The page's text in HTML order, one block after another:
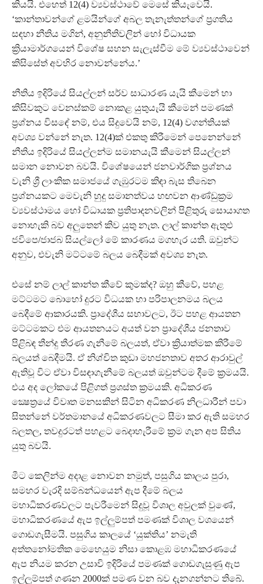
කියයි. එහෙත් 12(4) ව්‍යවස්ථාවේ මෙසේ කියැවෙයි.
‘කාන්තාවන්ගේ ළමයින්ගේ අබල තැනැත්තන්ගේ ප්‍රගතිය
සඳහා නීතිය මගින්, අනුනීතිවලින් හෝ විධායක
ක්‍රියාමාර්ගයෙන් විශේෂ සහන සැලැස්වීම මේ ව්‍යවස්ථාවෙන්
කිසිසේත් අවහිර නොවන්නේය.’
නීතිය ඉදිරියේ සියල්ලන් සර්ව සාධාරණ යැයි කීමෙන් හා
කිසිවකුට වෙනස්කම් නොකළ යුතුයැයි කීමෙන් පමණක්
ප්‍රශ්නය විසඳේ නම්, එය සිදුවෙයි නම්, 12(4) වගන්තියක්
අවශ්‍ය වන්නේ නැත. 12(4)ක් එකතු කිරීමෙන් පෙනෙන්නේ
නීතිය ඉදිරියේ සියල්ලන්ම සමානයැයි කීමෙන් සියල්ලන්
සමාන නොවන බවයි. විශේෂයෙන් ජනවාර්ගික ප්‍රශ්නය
වැනි ශ්‍රී ලාංකික සමාජයේ ගැඹුරටම කිඳා බැස තිබෙන
ප්‍රශ්නයකට මෙවැනි හුදු සමානත්වය හඟවන ආණ්ඩුක්‍රම
ව්‍යවස්ථාමය හෝ විධායක ප්‍රතිපාදනවලින් පිළිතුරු සොයාගත
නොහැකි බව අලුතෙන් කිව යුතු නැත. ලාල් කාන්ත ඇතුළු
ජවිපෙ/ජාජබ සියල්ලෝ මේ කාරණය මගහැර යති. ඔවුන්ට
අනුව, එවැනි මට්ටමේ බලය බෙදීමක් අවශ්‍ය නැත.
එසේ නම් ලාල් කාන්ත කීවේ කුමක්ද? ඔහු කීවේ, පහළ
මට්ටමට බොහෝ දුරට විධයක හා පරිපාලනමය බලය
බෙදීමේ ආකාරයකි. ප්‍රාදේශීය සභාවලට, ඊට පහළ ආයතන
මට්ටමකට එම ආයතනයට අයත් වන ප්‍රාදේශීය ජනතාව
පිළිබඳ තීන්දු තීරණ ගැනීමේ බලයත්, ඒවා ක්‍රියාත්මක කිරීමේ
බලයත් බෙදීමයි. ඒ නිශ්චිත කුඩා මහජනතාව අතර ආරාවුල්
ඇතිවූ විට ඒවා විසඳාගැනීමේ බලයත් ඔවුන්ටම දීමේ ක්‍රමයයි.
එය අද ලෝකයේ පිළිගත් ප්‍රශස්ත ක්‍රමයකි. අධිකරණ
ක්‍ෂෙත්‍රයේ විවෘත මනසකින් සිටින අධිකරණ නිලධාරීන් පවා
සිතන්නේ වර්තමානයේ අධිකරණවලට සීමා කර ඇති සමහර
බලතල, තවදුරටත් පහළට බෙදාහැරීමේ ක්‍රම ගැන අප සිතිය
යුතු බවයි.
මීට කෙලින්ම අදාළ නොවන නමුත්, පසුගිය කාලය පුරා,
සමහර වැරදි සම්බන්ධයෙන් ඇප දීමේ බලය
මහාධිකරණවලට පැවරීමෙන් සිදුවූ විශාල අවුලක් වුණේ,
මහාධිකරණයේ ඇප ඉල්ලුම්පත් පමණක් විශාල වශයෙන්
ගොඩගැසීමයි. පසුගිය කාලයේ ‘යුක්තිය’ නමැති
අත්තනෝමතික මෙහෙයුම නිසා කොළඹ මහාධිකරණයේ
ඇප නියම කරන උසාවි ඉදිරියේ පමණක් ගොඩගැසුණු ඇප
ඉල්ලුම්පත් ගණන 2000ක් පමණ වන බව දැනගන්නට තිබේ.